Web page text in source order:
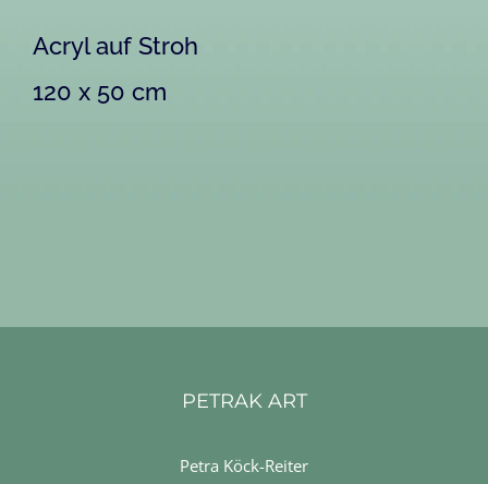
Acryl auf Stroh
120 x 50 cm
PETRAK ART
Petra Köck-Reiter